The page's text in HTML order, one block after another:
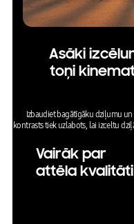
Asāki
toņi
Izbaudiet bagātīgāku dziļumu un
kontrasts tiek uzlabots, lai izceltu
Vairāk par
attēla kvalitāti